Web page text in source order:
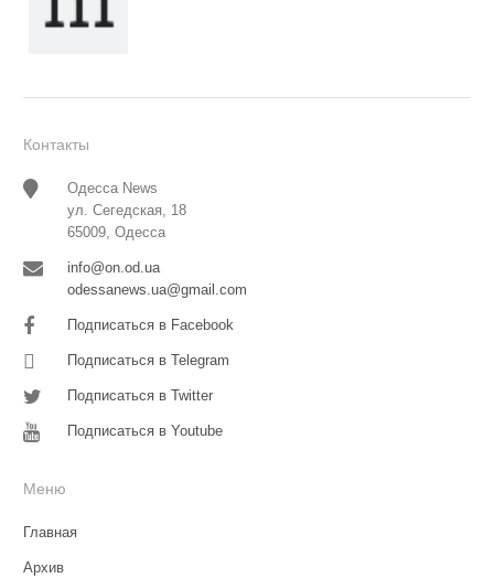
Контакты
Одесса News
ул. Сегедская, 18
65009, Одесса
info@on.od.ua
odessanews.ua@gmail.com
Подписаться в Facebook
Подписаться в Telegram
Подписаться в Twitter
Подписаться в Youtube
Меню
Главная
Архив